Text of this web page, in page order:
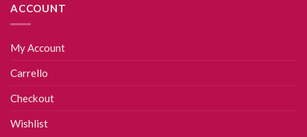
ACCOUNT
My Account
Carrello
Checkout
Wishlist